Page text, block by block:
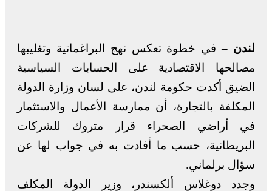
لندن –في خطوة تعكس نهج البراغماتية وتغليبها
مصالحها الاقتصادية على الحسابات السياسية
الضيق أكدت حكومة لندن، على لسان وزارة الدولة
المكلفة بالتجارة، أن ممارسة الأعمال والاستثمار
في أراضي الصحراء قرار متروك للشركات
البريطانية، حسب ما أفادت به في جواب لها عن
سؤال برلماني.
وجدد دوغلاس ألكسندر، وزير الدولة المكلف